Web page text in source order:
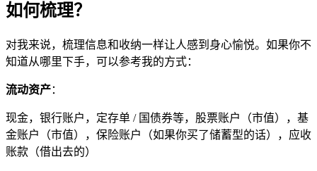
如何梳理？
对我来说，梳理信息和收纳一样让人感到身心愉悦。如果你不
知道从哪里下手，可以参考我的方式：
流动资产：
现金，银行账户，定存单 / 国债券等，股票账户（市值），基
金账户（市值），保险账户（如果你买了储蓄型的话），应收
账款（借出去的）